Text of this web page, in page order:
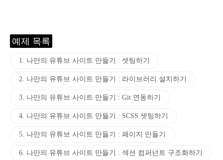
예제 목록
1. 나만의 유튜브 사이트 만들기 : 셋팅하기
2. 나만의 유튜브 사이트 만들기 : 라이브러리 설치하기
3. 나만의 유튜브 사이트 만들기 : Git 연동하기
4. 나만의 유튜브 사이트 만들기 : SCSS 셋팅하기
5. 나만의 유튜브 사이트 만들기 : 페이지 만들기
6. 나만의 유튜브 사이트 만들기 : 섹션 컴퍼넌트 구조화하기